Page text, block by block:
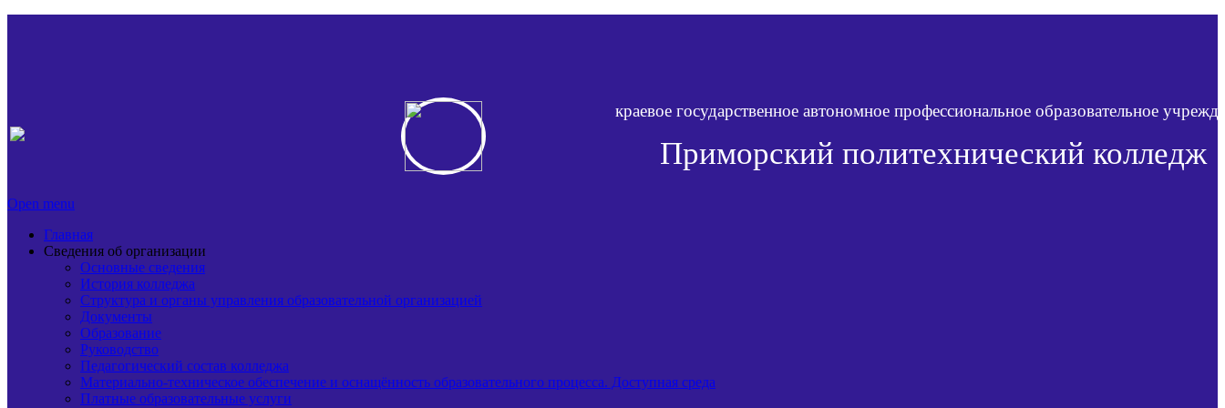
краевое государственное автономное профессиональное образовательное
Приморский политехнический колледж
Open menu
Главная
Сведения об организации
Основные сведения
История колледжа
Структура и органы управления образовательной организацией
Документы
Образование
Руководство
Педагогический состав колледжа
Материально-техническое обеспечение и оснащённость образовательного процесса. Доступная среда
Платные образовательные услуги